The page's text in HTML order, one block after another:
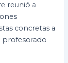
reunió a
concretas a
profesorado